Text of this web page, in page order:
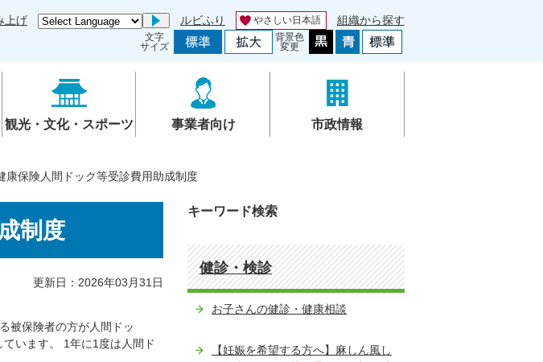
上げ Go ルビふり やさしい日本語 組織から探す
文字
サイズ
背景色
変更
観光・文化・スポーツ 事業者向け 市政情報
康保険人間ドック等受診費用助成制度
制度
更新日：2026年03月31日
被保険者の方が人間ドッ
います。 1年に1度は人間ド
キーワード検索
健診・検診
お子さんの健診・健康相談
【妊娠を希望する方へ】麻しん風し